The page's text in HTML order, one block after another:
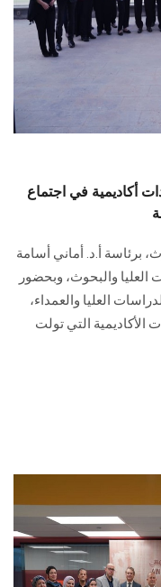
أكاديمية في اجتماع
برئاسة أ.د. أماني أسامة
والبحوث، وبحضور
العليا والعمداء،
الأكاديمية التي تولت